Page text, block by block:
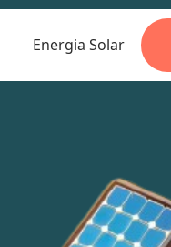
Energia Solar